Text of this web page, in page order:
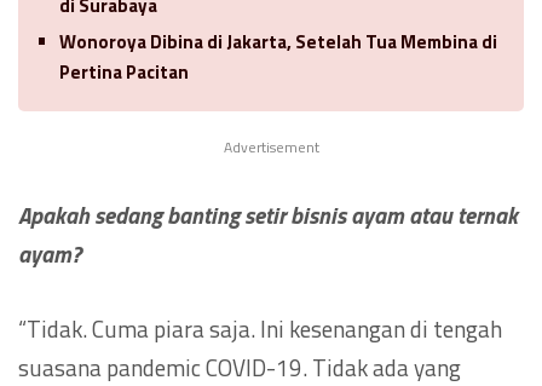
Wonoroya Dibina di Jakarta, Setelah Tua Membina di
Pertina Pacitan
Advertisement
Apakah sedang banting setir bisnis ayam atau ternak
ayam?
“Tidak. Cuma piara saja. Ini kesenangan di tengah
suasana pandemic COVID-19. Tidak ada yang